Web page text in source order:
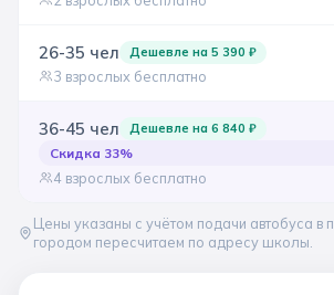
26-35 чел Дешевле на 5 390 ₽
3 взрослых бесплатно
36-45 чел
Скидка 33%
Дешевле на 6 840 ₽
4 взрослых бесплатно
Цены указаны с учётом подачи автобуса
городом пересчитаем по адресу школы.